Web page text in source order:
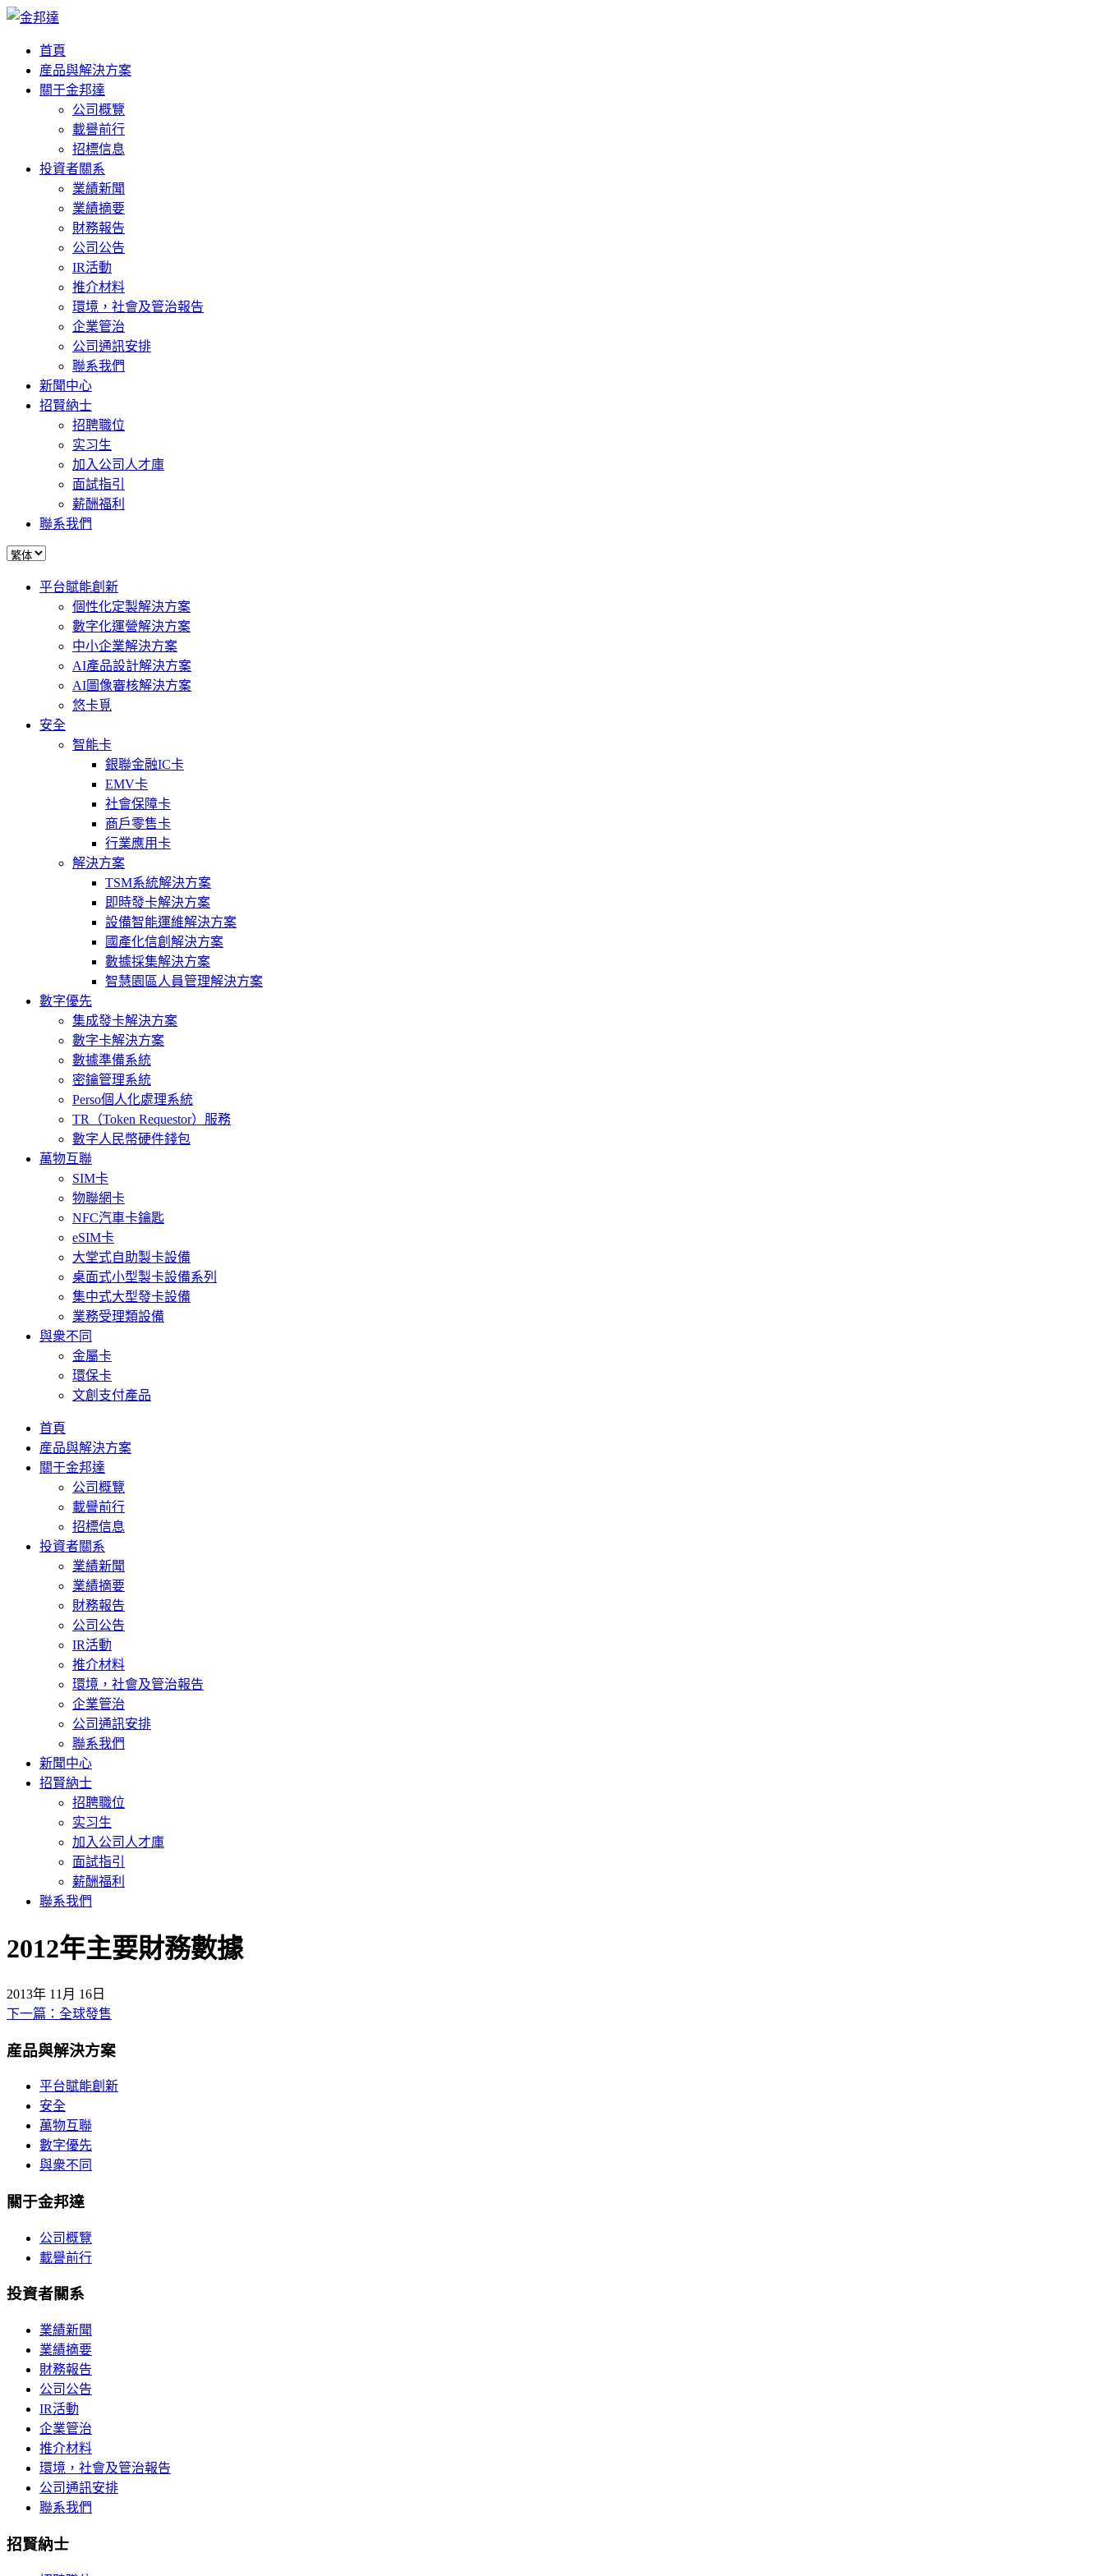
首頁
産品與解決方案
關于金邦達
公司概覽
載譽前行
招標信息
投資者關系
業績新聞
業績摘要
財務報告
公司公告
IR活動
推介材料
環境，社會及管治報告
企業管治
公司通訊安排
聯系我們
新聞中心
招賢納士
招聘職位
实习生
加入公司人才庫
面試指引
薪酬福利
聯系我們
平台賦能創新
個性化定製解決方案
數字化運營解決方案
中小企業解決方案
AI產品設計解決方案
AI圖像審核解決方案
悠卡覓
安全
智能卡
銀聯金融IC卡
EMV卡
社會保障卡
商戶零售卡
行業應用卡
解決方案
TSM系統解決方案
即時發卡解決方案
設備智能運維解決方案
國產化信創解決方案
數據採集解決方案
智慧園區人員管理解決方案
數字優先
集成發卡解決方案
數字卡解決方案
數據準備系統
密鑰管理系統
Perso個人化處理系統
TR（Token Requestor）服務
數字人民幣硬件錢包
萬物互聯
SIM卡
物聯網卡
NFC汽車卡鑰匙
eSIM卡
大堂式自助製卡設備
桌面式小型製卡設備系列
集中式大型發卡設備
業務受理類設備
與衆不同
金屬卡
環保卡
文創支付產品
首頁
産品與解決方案
關于金邦達
公司概覽
載譽前行
招標信息
投資者關系
業績新聞
業績摘要
財務報告
公司公告
IR活動
推介材料
環境，社會及管治報告
企業管治
公司通訊安排
聯系我們
新聞中心
招賢納士
招聘職位
实习生
加入公司人才庫
面試指引
薪酬福利
聯系我們
2012年主要財務數據
2013年 11月 16日
文
章
下一篇：全球發售
産品與解決方案
平台賦能創新
安全
萬物互聯
數字優先
與衆不同
關于金邦達
公司概覽
載譽前行
投資者關系
業績新聞
業績摘要
財務報告
公司公告
IR活動
企業管治
推介材料
環境，社會及管治報告
公司通訊安排
聯系我們
招賢納士